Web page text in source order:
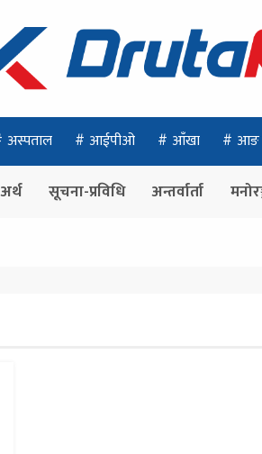
अस्पताल आईपीओ आँखा आङ
अर्थ सूचना-प्रविधि अन्तर्वार्ता